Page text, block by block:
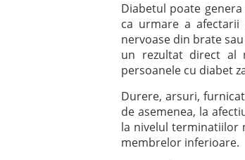
Diabetul poate
ca urmare a afectarii
nervoase din brate
un rezultat direct al
persoanele cu diabet
Durere, arsuri,
de asemenea, la
la nivelul terminatiilor
membrelor inferioare.